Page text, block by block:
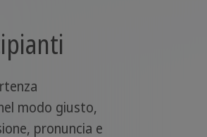
modo giusto,
pronuncia e